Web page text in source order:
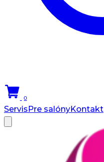
0
ServisPre salónyKontakt